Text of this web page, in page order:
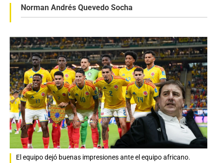
Norman Andrés Quevedo Socha
El equipo dejó buenas impresiones ante el equipo africano.